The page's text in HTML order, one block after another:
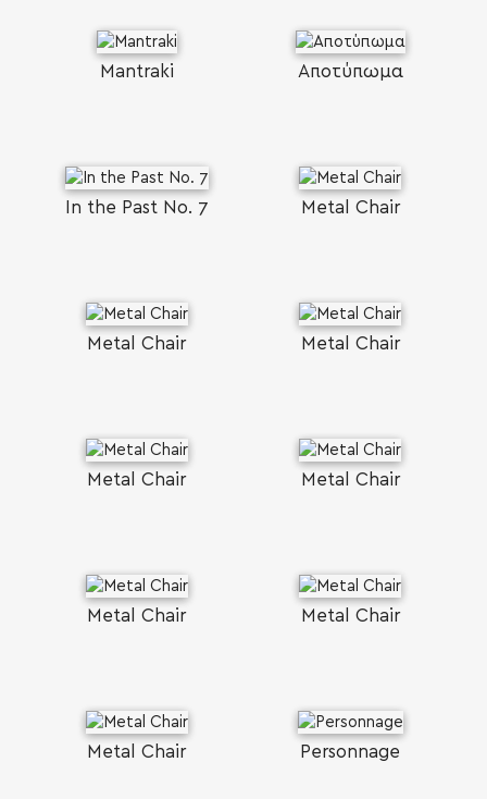
Mantraki Αποτύπωμα
In the Past No. 7 Metal Chair
Metal Chair Metal Chair
Metal Chair Metal Chair
Metal Chair Metal Chair
Metal Chair Personnage